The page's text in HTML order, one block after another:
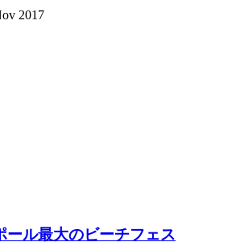
2017
ール最大のビーチフェス